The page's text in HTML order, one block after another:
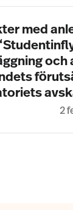
med
och
2